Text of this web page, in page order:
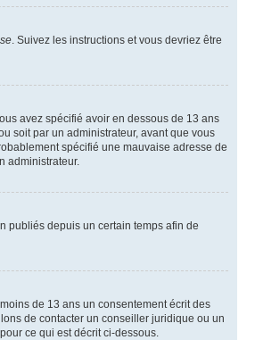
. Suivez les instructions et vous devriez être
avez spécifié avoir en dessous de 13 ans
soit par un administrateur, avant que vous
spécifié une mauvaise adresse de
administrateur.
publiés depuis un certain temps afin de
de 13 ans un consentement écrit des
de contacter un conseiller juridique ou un
ce qui est décrit ci-dessous.